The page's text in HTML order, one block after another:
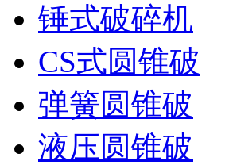
锤式破碎机
CS式圆锥破
弹簧圆锥破
液压圆锥破